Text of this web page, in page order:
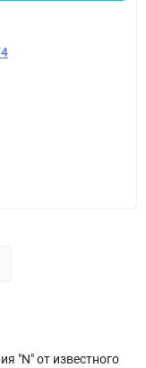
"N" от известного